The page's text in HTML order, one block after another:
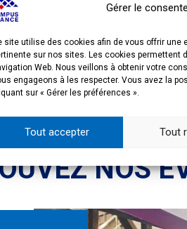
Gérer le
site utilise des cookies afin de vous offrir une
sur nos sites. Les cookies permettent
Web. Nous veillons à obtenir votre
engageons à les respecter. Vous avez la
sur « Gérer les préférences ».
Tout accepter Tout
7 et 8 novembre 2026
2026
NOS